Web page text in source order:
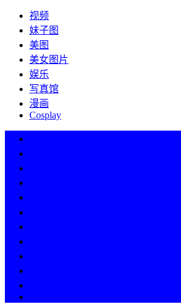
视频
妹子图
美图
美女图片
娱乐
写真馆
漫画
Cosplay